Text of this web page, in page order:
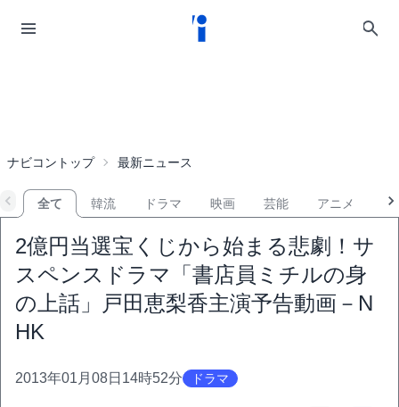
ナビコントップ 最新ニュース
全て 韓流 ドラマ 映画 芸能 アニメ
2億円当選宝くじから始まる悲劇！サ
スペンスドラマ「書店員ミチルの身
の上話」戸田恵梨香主演予告動画－N
HK
2013年01月08日14時52分 ドラマ